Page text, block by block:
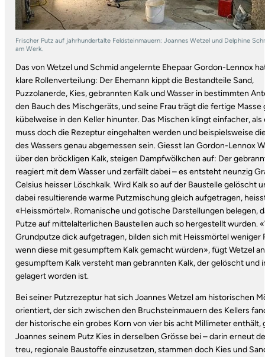
Frischer Putz auf jahrhundertalte Feldsteinmauern: Joannes Wetzel und Delphine
am Werk.
Das von Wetzel und Schmid angelernte Ehepaar Gordon-Lennox
klare Rollenverteilung: Der Ehemann kippt die Bestandteile Sand,
Puzzolanerde, Kies, gebrannten Kalk und Wasser in bestimmten
den Bauch des Mischgeräts, und seine Frau trägt die fertige Masse
kübelweise in den Keller hinunter. Das Mischen klingt einfacher, als
muss doch die Rezeptur eingehalten werden und beispielsweise
des Wassers genau abgemessen sein. Giesst Ian Gordon-Lennox
über den bröckligen Kalk, steigen Dampfwölkchen auf: Der
reagiert mit dem Wasser und zerfällt dabei – es entsteht neunzig
Celsius heisser Löschkalk. Wird Kalk so auf der Baustelle gelöscht
dabei resultierende warme Putzmischung gleich aufgetragen,
«Heissmörtel». Romanische und gotische Darstellungen belegen,
Putze auf mittelalterlichen Baustellen auch so hergestellt wurden.
Grundputze dick aufgetragen, bilden sich mit Heissmörtel weniger
wenn diese mit gesumpftem Kalk gemacht würden», fügt Wetzel
gesumpftem Kalk versteht man gebrannten Kalk, der gelöscht und
gelagert worden ist.
Bei seiner Putzrezeptur hat sich Joannes Wetzel am historischen
orientiert, der sich zwischen den Bruchsteinmauern des Kellers
der historische ein grobes Korn von vier bis acht Millimeter enthält,
Joannes seinem Putz Kies in derselben Grösse bei – darin erneut
treu, regionale Baustoffe einzusetzen, stammen doch Kies und